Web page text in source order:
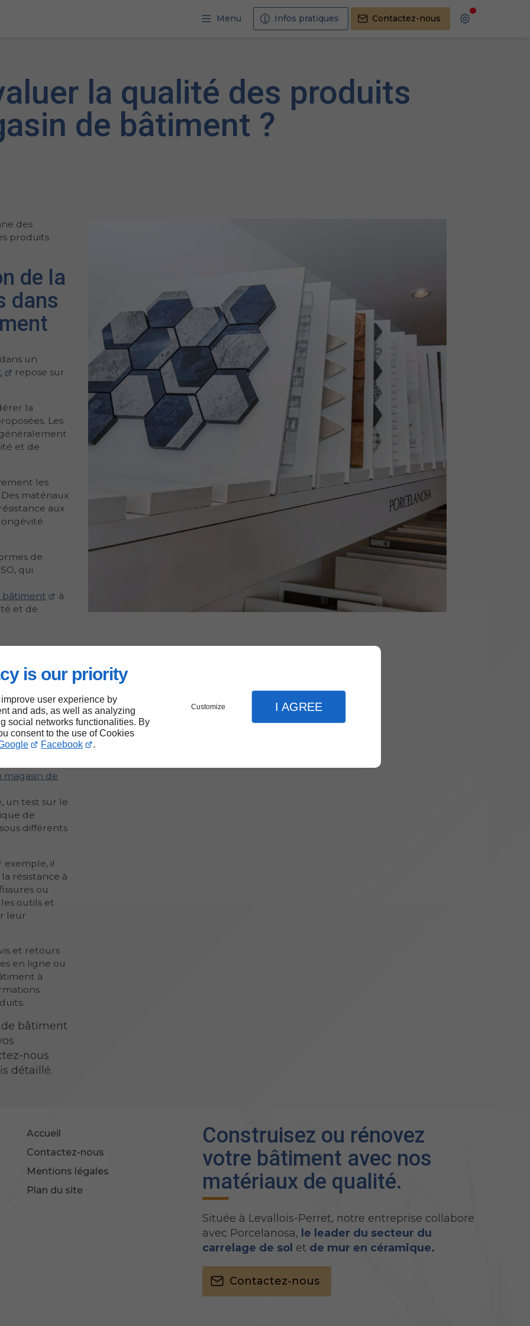
is our priority
user experience by
and ads, as well as analyzing
social networks functionalities. By
consent to the use of Cookies
Facebook .
Customize I AGREE
Menu Infos pratiques Contactez-nous
la qualité des produits
de bâtiment ?
des
produits
de la
dans
un
repose sur
la
Les
et de
les
matériaux
aux
de
qui
bâtiment
à
et de
de
un test sur le
de
différents
exemple, il
résistance à
ou
outils et
leur
et retours
en ligne ou
à
de bâtiment
nous
détaillé.
Accueil
Contactez-nous
Mentions légales
Plan du site
Construisez ou rénovez
votre bâtiment avec nos
matériaux de qualité.
Située à Levallois-Perret, notre entreprise collabore
avec Porcelanosa, le leader du secteur du
carrelage de sol et de mur en céramique.
Contactez-nous